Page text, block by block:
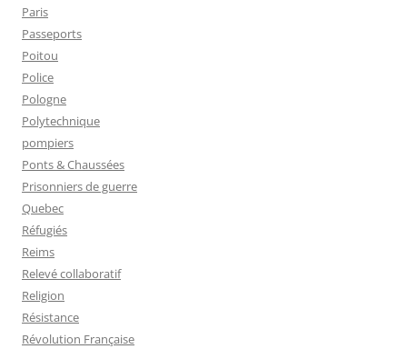
Paris
Passeports
Poitou
Police
Pologne
Polytechnique
pompiers
Ponts & Chaussées
Prisonniers de guerre
Quebec
Réfugiés
Reims
Relevé collaboratif
Religion
Résistance
Révolution Française